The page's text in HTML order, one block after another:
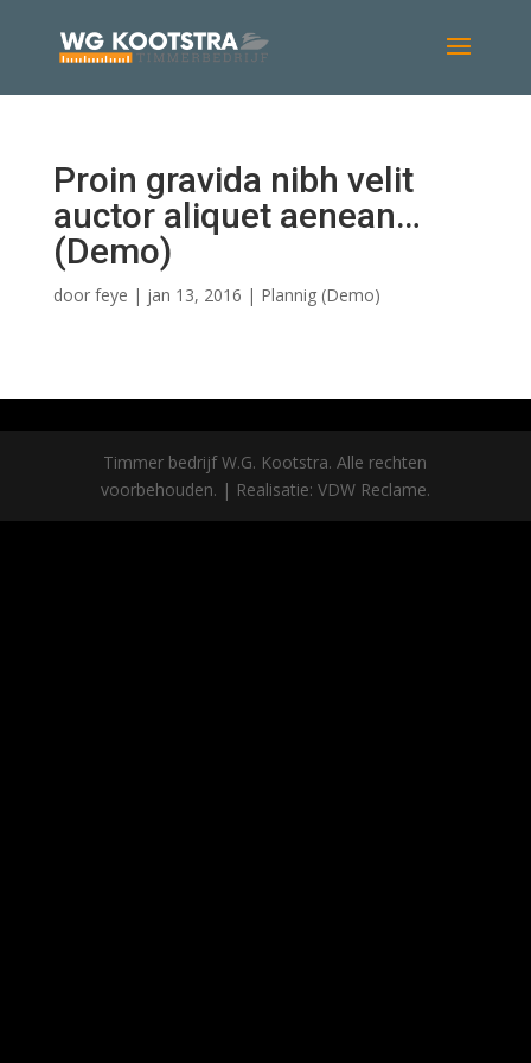
Proin gravida nibh velit
auctor aliquet aenean…
(Demo)
door feye | jan 13, 2016 | Plannig (Demo)
Timmer bedrijf W.G. Kootstra. Alle rechten
voorbehouden. | Realisatie: VDW Reclame.